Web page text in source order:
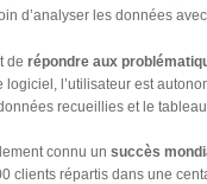
d’analyser les données
de répondre aux
l’utilisateur est
recueillies et le tableau
connu un succès
clients répartis dans une